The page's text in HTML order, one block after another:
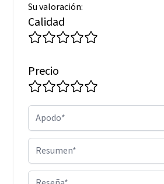
Su valoración:
Calidad
Precio
Apodo
Resumen
Reseña